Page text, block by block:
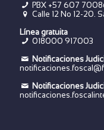
PBX +57 607
Calle 12 No 12-20.
Línea gratuita
018000 917003
Notificaciones
Notificaciones